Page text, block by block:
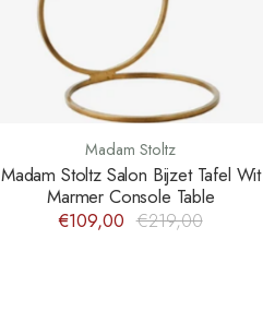
Madam Stoltz
Madam Stoltz Salon Bijzet Tafel Wit
Marmer Console Table
€109,00 €219,00